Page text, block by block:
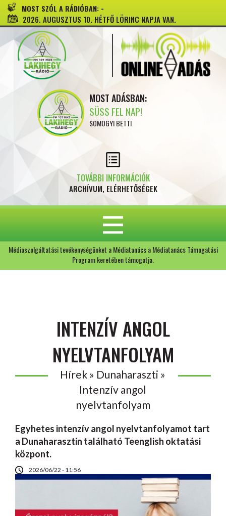
MOST SZÓL A RÁDIÓBAN: -
2026. AUGUSZTUS 10. HÉTFŐ LÖRINC NAPJA VAN.
MOST ADÁSBAN:
SÜSS FEL NAP!
SOMOGYI BETTI
TOVÁBBI INFORMÁCIÓK
ARCHÍVUM, ELÉRHETŐSÉGEK
Médiaszolgáltatási tevékenységünket a Médiatanács a Médiatanács Támogatási
Program keretében támogatja.
INTENZÍV ANGOL
NYELVTANFOLYAM
Hírek » Dunaharaszti »
Intenzív angol
nyelvtanfolyam
Egyhetes intenzív angol nyelvtanfolyamot tart
a Dunaharasztin található Teenglish oktatási
központ.
2026/06/22 - 11:56